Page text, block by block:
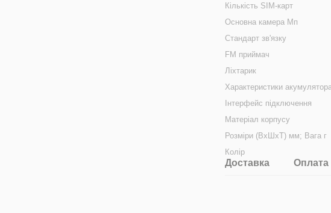
Кількість SIM-карт
Основна камера Мп
Стандарт зв'язку
FM приймач
Ліхтарик
Характеристики
Інтерфейс підключення
Матеріал корпусу
Розміри (ВхШхТ) мм; Вага г
Колір
Доставка Оплата